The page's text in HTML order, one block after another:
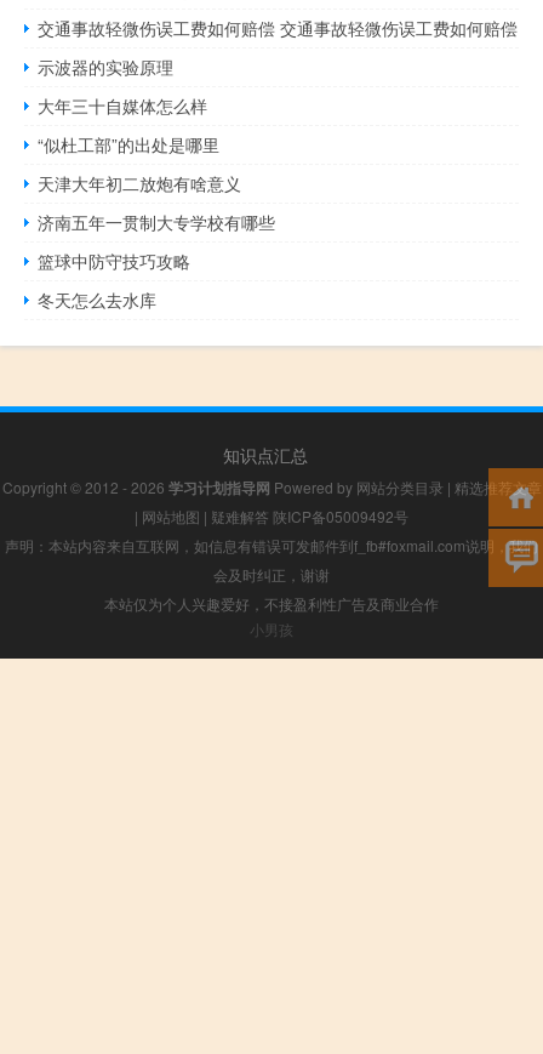
交通事故轻微伤误工费如何赔偿 交通事故轻微伤误工费如何赔偿
示波器的实验原理
大年三十自媒体怎么样
“似杜工部”的出处是哪里
天津大年初二放炮有啥意义
济南五年一贯制大专学校有哪些
篮球中防守技巧攻略
冬天怎么去水库
知识点汇总
Copyright © 2012 - 2026 学习计划指导网 Powered by 网站分类目录 | 精选推荐文章
| 网站地图 | 疑难解答 陕ICP备05009492号
声明：本站内容来自互联网，如信息有错误可发邮件到f_fb#foxmail.com说明，我们
会及时纠正，谢谢
本站仅为个人兴趣爱好，不接盈利性广告及商业合作
小男孩